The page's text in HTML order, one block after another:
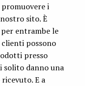
i
sito. È
entrambe le
possono
presso
danno una
E a